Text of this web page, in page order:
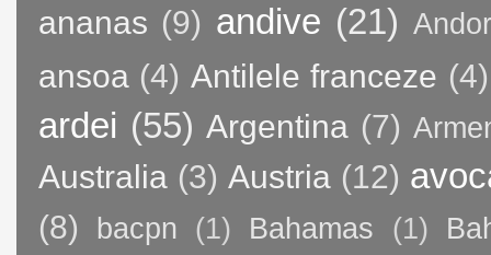
ananas (9) andive (21)
ansoa (4) Antilele franceze (4)
ardei (55) Argentina (7)
Australia (3) Austria (12)
(8) bacpn (1) Bahamas (1)